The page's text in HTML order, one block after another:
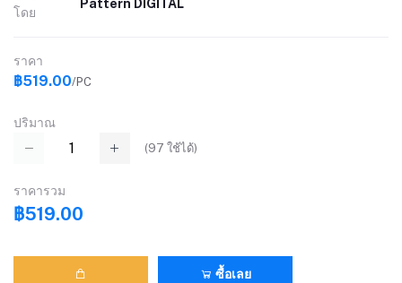
โดย
Pattern DIGITAL
ราคา
฿519.00/PC
ปริมาณ
(97 ใช้ได้)
ราคารวม
฿519.00
ซื้อเลย